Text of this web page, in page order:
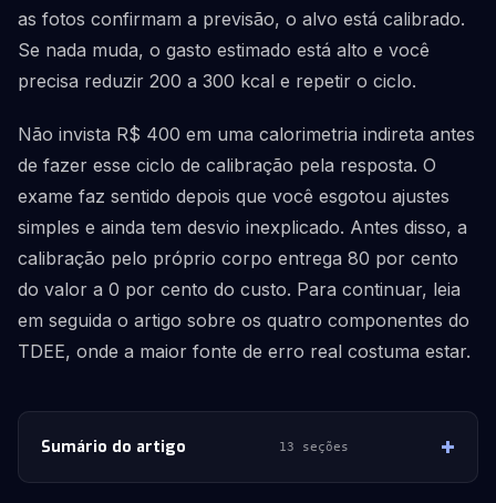
as fotos confirmam a previsão, o alvo está calibrado.
Se nada muda, o gasto estimado está alto e você
precisa reduzir 200 a 300 kcal e repetir o ciclo.
Não invista R$ 400 em uma calorimetria indireta antes
de fazer esse ciclo de calibração pela resposta. O
exame faz sentido depois que você esgotou ajustes
simples e ainda tem desvio inexplicado. Antes disso, a
calibração pelo próprio corpo entrega 80 por cento
do valor a 0 por cento do custo. Para continuar, leia
em seguida o artigo sobre os quatro componentes do
TDEE, onde a maior fonte de erro real costuma estar.
Sumário do artigo 13 seções